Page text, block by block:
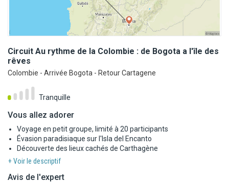
Circuit Au rythme de la Colombie : de Bogota a l'île des
rêves
Colombie - Arrivée Bogota - Retour Cartagene
Tranquille
Vous allez adorer
Voyage en petit groupe, limité à 20 participants
Évasion paradisiaque sur l'Isla del Encanto
Découverte des lieux cachés de Carthagène
+ Voir le descriptif
Avis de l'expert